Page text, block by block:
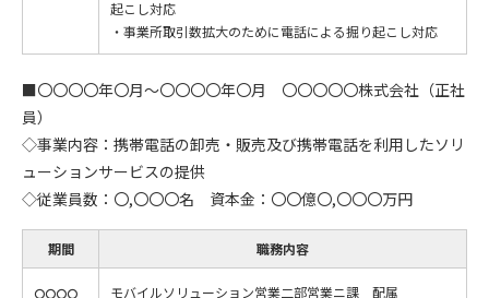
起こし対応
・事業所取引数拡大のために電話による掘り起こし対応
■〇〇〇〇年〇月～〇〇〇〇年〇月 〇〇〇〇〇株式会社（正社
員）
◇事業内容：携帯電話の卸売・販売及び携帯電話を利用したソリ
ューションサービスの提供
◇従業員数：〇,〇〇〇名 資本金：〇〇億〇,〇〇〇万円
期間 職務内容
〇〇〇〇
モバイルソリューション営業二部営業ニ課 配属